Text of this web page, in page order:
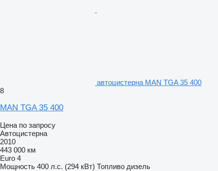
автоцистерна MAN TGA 35 400
8
MAN TGA 35 400
Цена по запросу
Автоцистерна
2010
443 000 км
Euro 4
Мощность 400 л.с. (294 кВт) Топливо дизель